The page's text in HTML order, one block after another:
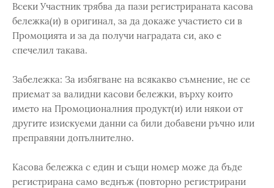
Всеки Участник трябва да пази регистрираната касова
бележка(и) в оригинал, за да докаже участието си в
Промоцията и за да получи наградата си, ако е
спечелил такава.
Забележка: За избягване на всякакво съмнение, не се
приемат за валидни касови бележки, върху които
името на Промоционалния продукт(и) или някои от
другите изискуеми данни са били добавени ръчно или
преправяни допълнително.
Касова бележка с един и същи номер може да бъде
регистрирана само веднъж (повторно регистрирани